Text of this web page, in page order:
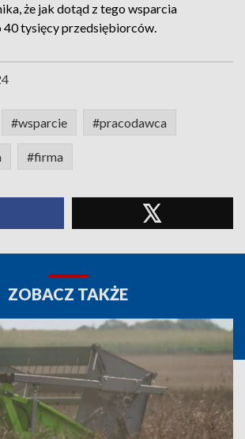
że jak dotąd z tego wsparcia
40 tysięcy przedsiębiorców.
#wsparcie #pracodawca
#firma
ZOBACZ TAKŻE